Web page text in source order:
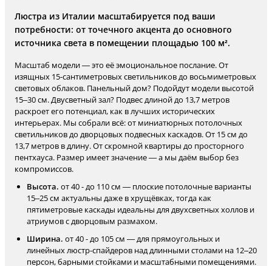
Люстра из Италии масштабируется под ваши
потребности: от точечного акцента до основного
источника света в помещении площадью 100 м².
Масштаб модели — это её эмоциональное послание. От
изящных 15-сантиметровых светильников до восьмиметровых
световых облаков. Панельный дом? Подойдут модели высотой
15–30 см. Двусветный зал? Подвес длиной до 13,7 метров
раскроет его потенциал, как в лучших исторических
интерьерах. Мы собрали всё: от миниатюрных потолочных
светильников до дворцовых подвесных каскадов. От 15 см до
13,7 метров в длину. От скромной квартиры до просторного
пентхауса. Размер имеет значение — а мы даём выбор без
компромиссов.
Высота. от 40 - до 110 см — плоские потолочные варианты
15–25 см актуальны даже в хрущёвках, тогда как
пятиметровые каскады идеальны для двухсветных холлов и
атриумов с дворцовым размахом.
Ширина. от 40 - до 105 см — для прямоугольных и
линейных люстр-спайдеров над длинными столами на 12–20
персон, барными стойками и масштабными помещениями.